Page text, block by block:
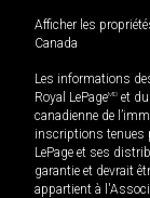
Afficher les
Canada
Les informations
Royal LePageMD et
canadienne de
inscriptions tenues
LePage et ses
garantie et devrait
appartient à